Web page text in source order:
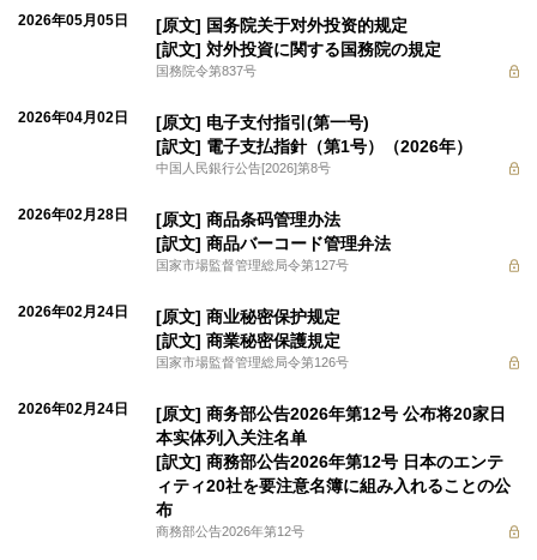
2026年05月05日
[原文] 国务院关于对外投资的规定
[訳文] 対外投資に関する国務院の規定
国務院令第837号
2026年04月02日
[原文] 电子支付指引(第一号)
[訳文] 電子支払指針（第1号）（2026年）
中国人民銀行公告[2026]第8号
2026年02月28日
[原文] 商品条码管理办法
[訳文] 商品バーコード管理弁法
国家市場監督管理総局令第127号
2026年02月24日
[原文] 商业秘密保护规定
[訳文] 商業秘密保護規定
国家市場監督管理総局令第126号
2026年02月24日
[原文] 商务部公告2026年第12号 公布将20家日
本实体列入关注名单
[訳文] 商務部公告2026年第12号 日本のエンテ
ィティ20社を要注意名簿に組み入れることの公
布
商務部公告2026年第12号